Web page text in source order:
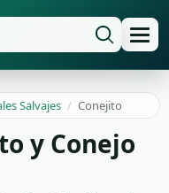
Salvajes / Conejito
y Conejo